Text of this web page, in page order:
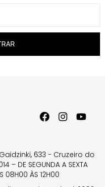
633 - Cruzeiro do
– DE SEGUNDA A SEXTA
08H00 ÀS 12H00